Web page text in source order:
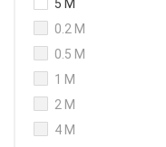
300 кВт
5 M
0.2 M
0.5 M
1 M
2 M
4 M